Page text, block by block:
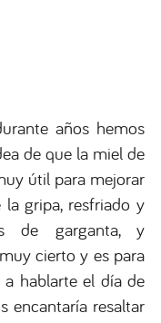
años hemos
de que la miel de
útil para mejorar
gripa, resfriado y
de garganta, y
cierto y es para
hablarte el día de
encantaría resaltar